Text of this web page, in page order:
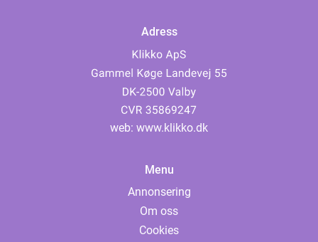
Adress
web: www.klikko.dk
Menu
Annonsering
Om oss
Cookies